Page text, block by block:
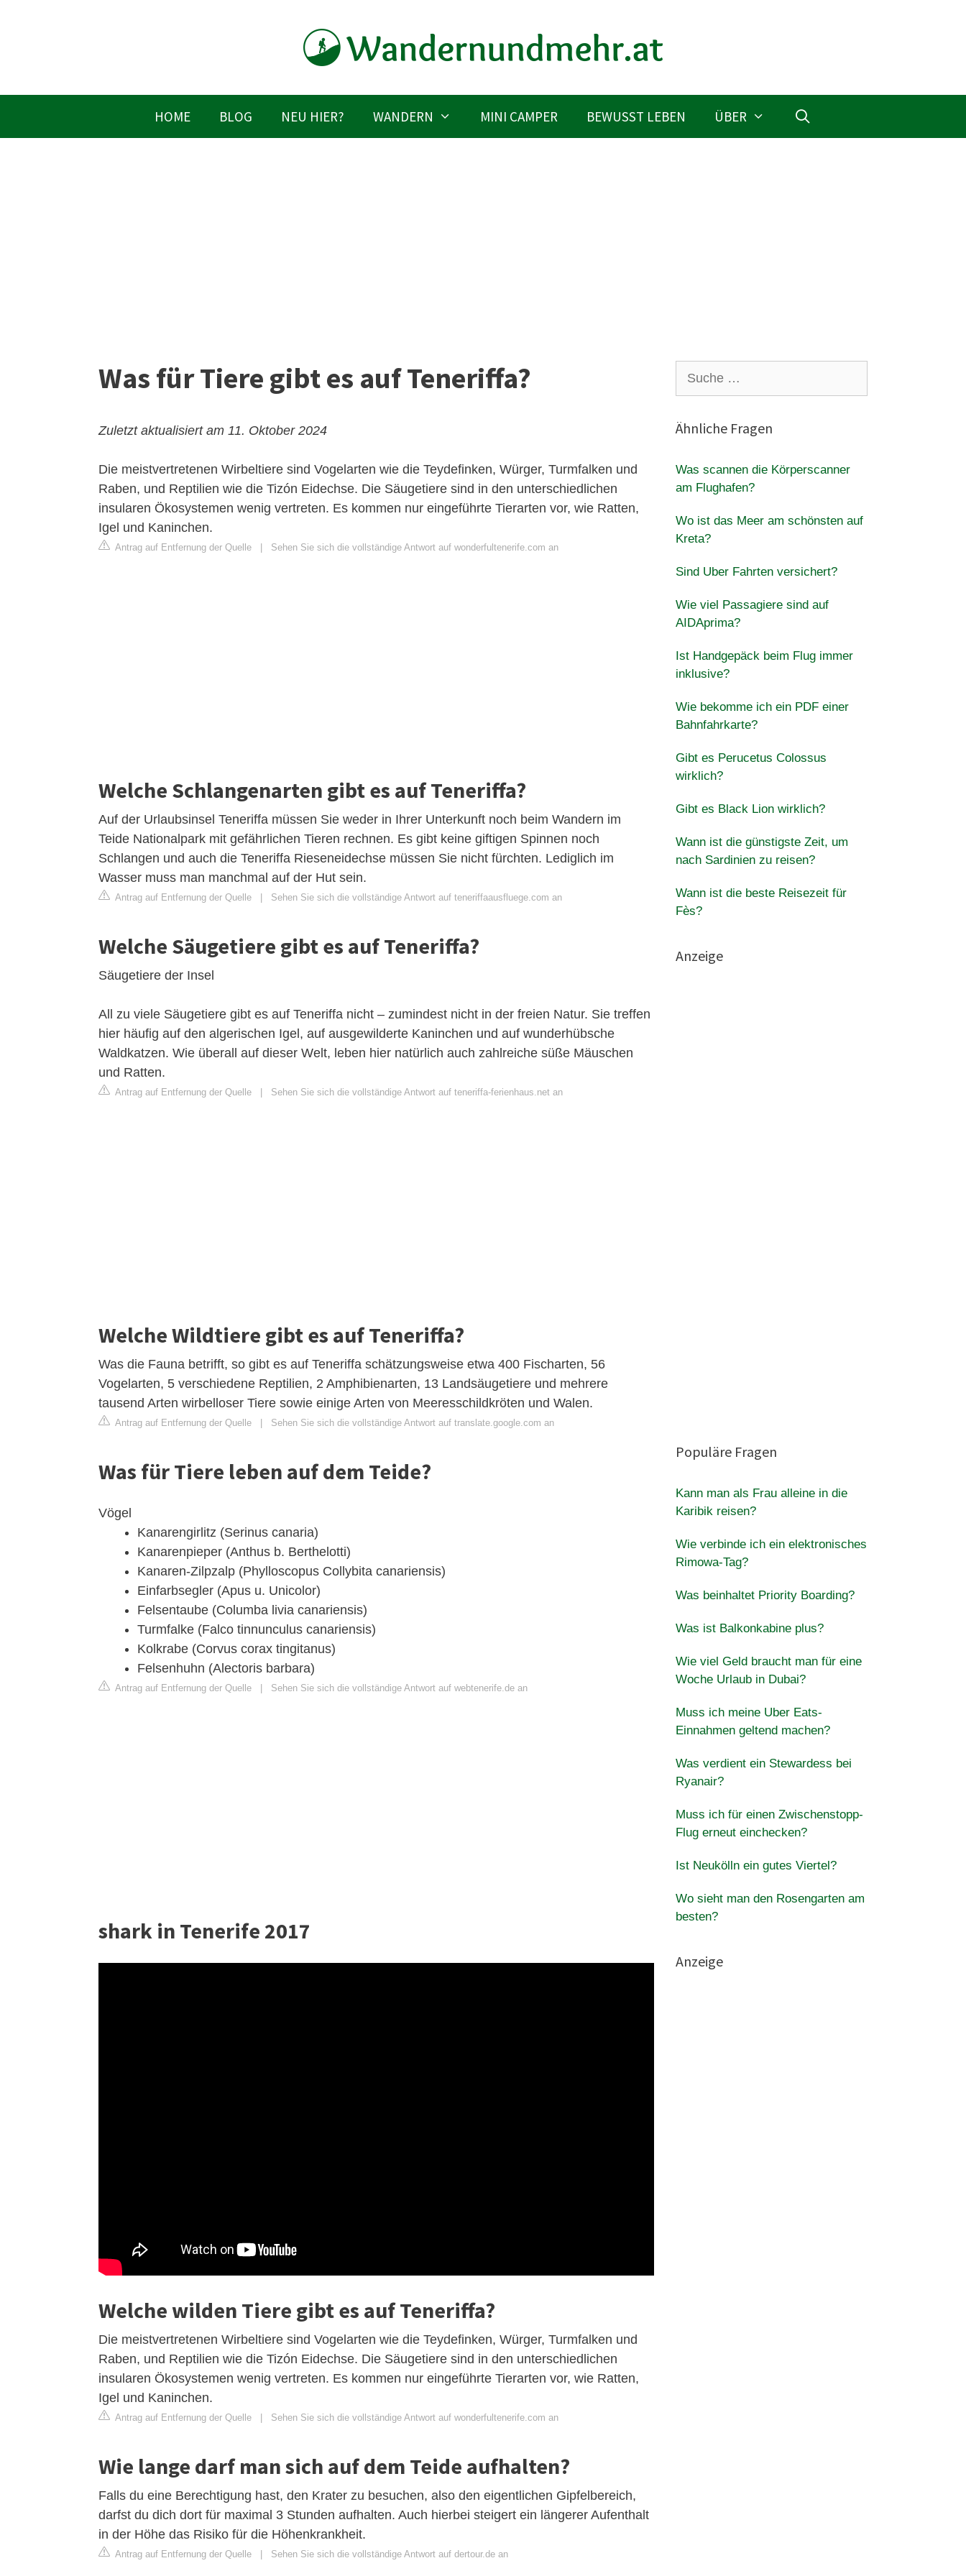
HOME BLOG NEU HIER? WANDERN MINI CAMPER BEWUSST LEBEN ÜBER
Was für Tiere gibt es auf Teneriffa?
Zuletzt aktualisiert am 11. Oktober 2024
Die meistvertretenen Wirbeltiere sind Vogelarten wie die Teydefinken, Würger, Turmfalken und
Raben, und Reptilien wie die Tizón Eidechse. Die Säugetiere sind in den unterschiedlichen
insularen Ökosystemen wenig vertreten. Es kommen nur eingeführte Tierarten vor, wie Ratten,
Igel und Kaninchen.
Antrag auf Entfernung der Quelle Sehen Sie sich die vollständige Antwort auf wonderfultenerife.com an
Welche Schlangenarten gibt es auf Teneriffa?
Auf der Urlaubsinsel Teneriffa müssen Sie weder in Ihrer Unterkunft noch beim Wandern im
Teide Nationalpark mit gefährlichen Tieren rechnen. Es gibt keine giftigen Spinnen noch
Schlangen und auch die Teneriffa Rieseneidechse müssen Sie nicht fürchten. Lediglich im
Wasser muss man manchmal auf der Hut sein.
Antrag auf Entfernung der Quelle Sehen Sie sich die vollständige Antwort auf teneriffaausfluege.com an
Welche Säugetiere gibt es auf Teneriffa?
Säugetiere der Insel
All zu viele Säugetiere gibt es auf Teneriffa nicht – zumindest nicht in der freien Natur. Sie treffen
hier häufig auf den algerischen Igel, auf ausgewilderte Kaninchen und auf wunderhübsche
Waldkatzen. Wie überall auf dieser Welt, leben hier natürlich auch zahlreiche süße Mäuschen
und Ratten.
Antrag auf Entfernung der Quelle Sehen Sie sich die vollständige Antwort auf teneriffa-ferienhaus.net an
Welche Wildtiere gibt es auf Teneriffa?
Was die Fauna betrifft, so gibt es auf Teneriffa schätzungsweise etwa 400 Fischarten, 56
Vogelarten, 5 verschiedene Reptilien, 2 Amphibienarten, 13 Landsäugetiere und mehrere
tausend Arten wirbelloser Tiere sowie einige Arten von Meeresschildkröten und Walen.
Antrag auf Entfernung der Quelle Sehen Sie sich die vollständige Antwort auf translate.google.com an
Was für Tiere leben auf dem Teide?
Vögel
Kanarengirlitz (Serinus canaria)
Kanarenpieper (Anthus b. Berthelotti)
Kanaren-Zilpzalp (Phylloscopus Collybita canariensis)
Einfarbsegler (Apus u. Unicolor)
Felsentaube (Columba livia canariensis)
Turmfalke (Falco tinnunculus canariensis)
Kolkrabe (Corvus corax tingitanus)
Felsenhuhn (Alectoris barbara)
Antrag auf Entfernung der Quelle Sehen Sie sich die vollständige Antwort auf webtenerife.de an
shark in Tenerife 2017
Welche wilden Tiere gibt es auf Teneriffa?
Die meistvertretenen Wirbeltiere sind Vogelarten wie die Teydefinken, Würger, Turmfalken und
Raben, und Reptilien wie die Tizón Eidechse. Die Säugetiere sind in den unterschiedlichen
insularen Ökosystemen wenig vertreten. Es kommen nur eingeführte Tierarten vor, wie Ratten,
Igel und Kaninchen.
Antrag auf Entfernung der Quelle | Sehen Sie sich die vollständige Antwort auf wonderfultenerife.com an
Wie lange darf man sich auf dem Teide aufhalten?
Falls du eine Berechtigung hast, den Krater zu besuchen, also den eigentlichen Gipfelbereich,
darfst du dich dort für maximal 3 Stunden aufhalten. Auch hierbei steigert ein längerer Aufenthalt
in der Höhe das Risiko für die Höhenkrankheit.
Antrag auf Entfernung der Quelle | Sehen Sie sich die vollständige Antwort auf dertour.de an
nach:
Ähnliche Fragen
Was scannen die Körperscanner
am Flughafen?
Wo ist das Meer am schönsten auf
Kreta?
Sind Uber Fahrten versichert?
Wie viel Passagiere sind auf
AIDAprima?
Ist Handgepäck beim Flug immer
inklusive?
Wie bekomme ich ein PDF einer
Bahnfahrkarte?
Gibt es Perucetus Colossus
wirklich?
Gibt es Black Lion wirklich?
Wann ist die günstigste Zeit, um
nach Sardinien zu reisen?
Wann ist die beste Reisezeit für
Fès?
Anzeige
Populäre Fragen
Kann man als Frau alleine in die
Karibik reisen?
Wie verbinde ich ein elektronisches
Rimowa-Tag?
Was beinhaltet Priority Boarding?
Was ist Balkonkabine plus?
Wie viel Geld braucht man für eine
Woche Urlaub in Dubai?
Muss ich meine Uber Eats-
Einnahmen geltend machen?
Was verdient ein Stewardess bei
Ryanair?
Muss ich für einen Zwischenstopp-
Flug erneut einchecken?
Ist Neukölln ein gutes Viertel?
Wo sieht man den Rosengarten am
besten?
Anzeige